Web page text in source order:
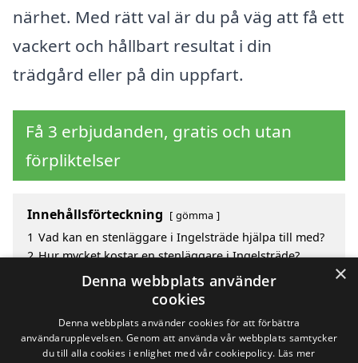
närhet. Med rätt val är du på väg att få ett
vackert och hållbart resultat i din
trädgård eller på din uppfart.
Få 3 erbjudanden, gratis och utan
förpliktelser
Innehållsförteckning gömma
1 Vad kan en stenläggare i Ingelsträde hjälpa till med?
2 Hur mycket kostar en stenläggare i Ingelsträde?
Fördelar med att välja stenläggare i Ingelsträde
Sök efter en skicklig stenläggare i de omgivande
×
Denna webbplats använder
cookies
Denna webbplats använder cookies för att förbättra
användarupplevelsen. Genom att använda vår webbplats samtycker
du till alla cookies i enlighet med vår cookiepolicy. Läs mer